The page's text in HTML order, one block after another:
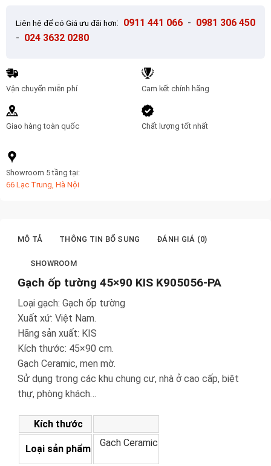
lượng
Liên hệ để có Giá ưu đãi hơn: 0911 441 066 - 0981 306 450
- 024 3632 0280
Vận chuyển miễn phí
Giao hàng toàn quốc
Cam kết chính hãng
Chất lượng tốt nhất
Showroom 5 tầng tại:
66 Lạc Trung, Hà Nội
MÔ TẢ THÔNG TIN BỔ SUNG ĐÁNH GIÁ (0)
SHOWROOM
Gạch ốp tường 45×90 KIS K905056-PA
Loại gạch: Gạch ốp tường
Xuất xứ: Việt Nam.
Hãng sản xuất: KIS
Kích thước: 45×90 cm.
Gạch Ceramic, men mờ.
Sử dụng trong các khu chung cư, nhà ở cao cấp, biệt
thự, phòng khách…
Kích thước
Loại sản phẩm
Gạch Ceramic